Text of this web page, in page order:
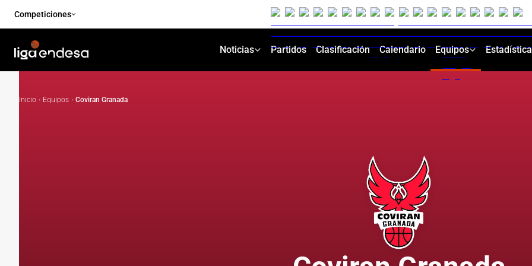
Competiciones
Noticias Partidos Clasificación Calendario Equipos
Inicio · Equipos · Coviran Granada